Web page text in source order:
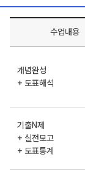
수업내용
개념완성
+ 도표해석
기출N제
+ 실전모고
+ 도표통계